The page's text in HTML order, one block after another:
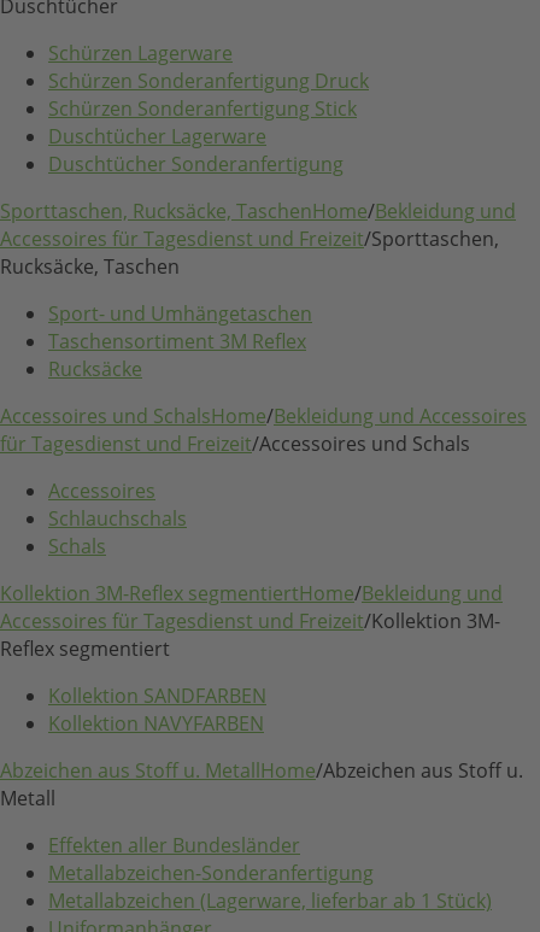
Duschtücher
Schürzen Lagerware
Schürzen Sonderanfertigung Druck
Schürzen Sonderanfertigung Stick
Duschtücher Lagerware
Duschtücher Sonderanfertigung
Sporttaschen, Rucksäcke, TaschenHome/Bekleidung und
Accessoires für Tagesdienst und Freizeit/Sporttaschen,
Rucksäcke, Taschen
Sport- und Umhängetaschen
Taschensortiment 3M Reflex
Rucksäcke
Accessoires und SchalsHome/Bekleidung und Accessoires
für Tagesdienst und Freizeit/Accessoires und Schals
Accessoires
Schlauchschals
Schals
Kollektion 3M-Reflex segmentiertHome/Bekleidung und
Accessoires für Tagesdienst und Freizeit/Kollektion 3M-
Reflex segmentiert
Kollektion SANDFARBEN
Kollektion NAVYFARBEN
Abzeichen aus Stoff u. MetallHome/Abzeichen aus Stoff u.
Metall
Effekten aller Bundesländer
Metallabzeichen-Sonderanfertigung
Metallabzeichen (Lagerware, lieferbar ab 1 Stück)